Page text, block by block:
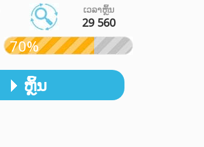
ເວລາຫຼິ້ນ
29 560
70%
ຫຼິ້ນ